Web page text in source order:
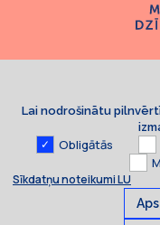
Lai nodrošinātu
Obligātās
Sīkdatņu noteikumi LU